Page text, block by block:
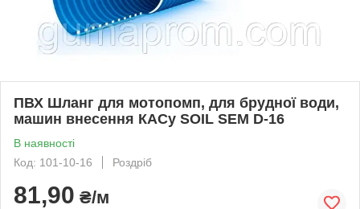
ПВХ Шланг для мотопомп, для брудної води,
машин внесення КАСу SOIL SEM D-16
В наявності
Код: 101-10-16
Роздріб
81,90 ₴/м